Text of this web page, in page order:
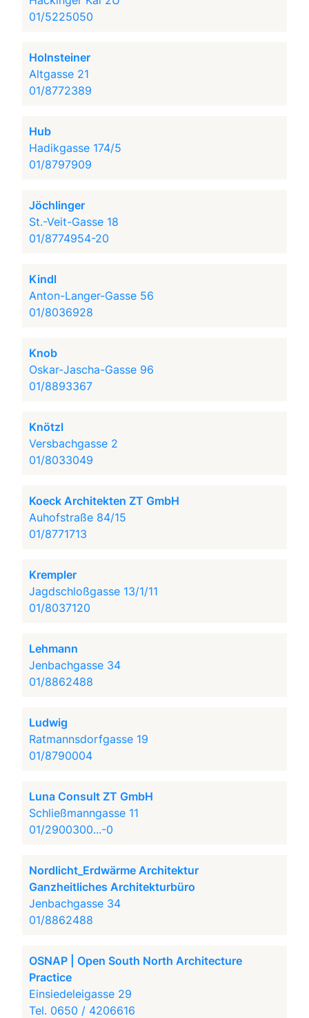
01/5225050
Holnsteiner
Altgasse 21
01/8772389
Hub
Hadikgasse 174/5
01/8797909
Jöchlinger
St.-Veit-Gasse 18
01/8774954-20
Kindl
Anton-Langer-Gasse 56
01/8036928
Knob
Oskar-Jascha-Gasse 96
01/8893367
Knötzl
Versbachgasse 2
01/8033049
Koeck Architekten ZT GmbH
Auhofstraße 84/15
01/8771713
Krempler
Jagdschloßgasse 13/1/11
01/8037120
Lehmann
Jenbachgasse 34
01/8862488
Ludwig
Ratmannsdorfgasse 19
01/8790004
Luna Consult ZT GmbH
Schließmanngasse 11
01/2900300...-0
Nordlicht_Erdwärme Architektur
Ganzheitliches Architekturbüro
Jenbachgasse 34
01/8862488
OSNAP | Open South North Architecture
Practice
Einsiedeleigasse 29
Tel. 0650 / 4206616